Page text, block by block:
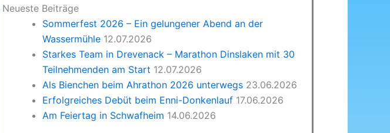
Neueste Beiträge
Sommerfest 2026 – Ein gelungener Abend an der
Wassermühle 12.07.2026
Starkes Team in Drevenack – Marathon Dinslaken mit 30
Teilnehmenden am Start 12.07.2026
Als Bienchen beim Ahrathon 2026 unterwegs 23.06.2026
Erfolgreiches Debüt beim Enni-Donkenlauf 17.06.2026
Am Feiertag in Schwafheim 14.06.2026